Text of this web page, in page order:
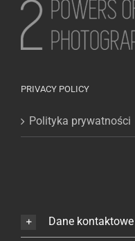
PRIVACY POLICY
Polityka prywatności
Dane kontaktowe